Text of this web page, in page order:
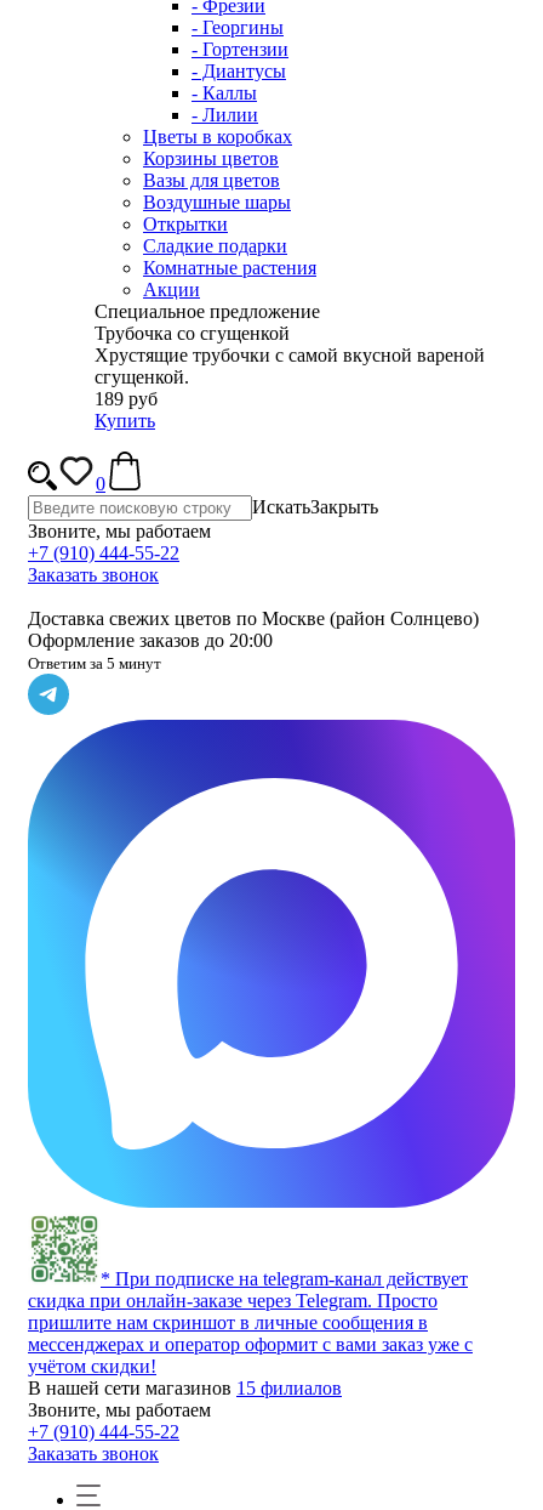
- Фрезии
- Георгины
- Гортензии
- Диантусы
- Каллы
- Лилии
Цветы в коробках
Корзины цветов
Вазы для цветов
Воздушные шары
Открытки
Сладкие подарки
Комнатные растения
Акции
Специальное предложение
Трубочка со сгущенкой
Хрустящие трубочки с самой вкусной вареной
сгущенкой.
189 руб
Купить
0
ИскатьЗакрыть
Звоните, мы работаем
+7 (910) 444-55-22
Заказать звонок
Доставка свежих цветов по Москве (район Солнцево)
Оформление заказов до 20:00
Ответим за 5 минут
* При подписке на telegram-канал действует
скидка при онлайн-заказе через Telegram. Просто
пришлите нам скриншот в личные сообщения в
мессенджерах и оператор оформит с вами заказ уже с
учётом скидки!
В нашей сети магазинов 15 филиалов
Звоните, мы работаем
+7 (910) 444-55-22
Заказать звонок